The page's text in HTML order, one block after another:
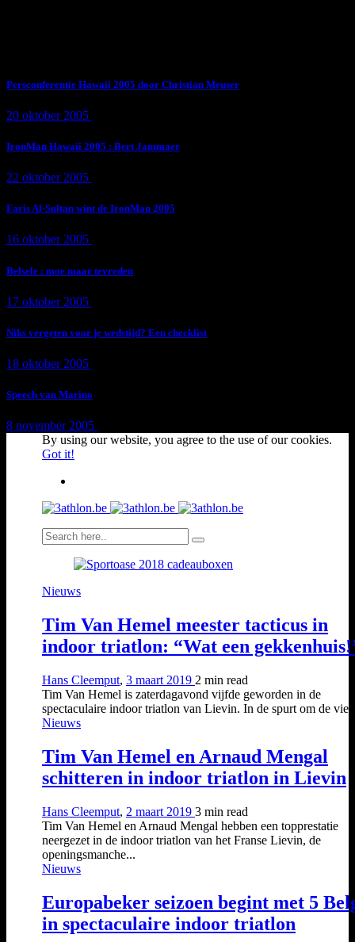
Persconferentie Hawaii 2005 door Christian Meuser
20 oktober 2005
IronMan Hawaii 2005 : Bert Jammaer
22 oktober 2005
Faris Al-Sultan wint de IronMan 2005
16 oktober 2005
Belsele : moe maar tevreden
17 oktober 2005
Niks vergeten voor je wedstijd? Een checklist
18 oktober 2005
Speech van Marino
8 november 2005
By using our website, you agree to the use of our cookies.
Got it!
Nieuws
Tim Van Hemel meester tacticus in
indoor triatlon: “Wat een
Hans Cleemput, 3 maart 2019 2 min read
Tim Van Hemel is zaterdagavond vijfde geworden in de
spectaculaire indoor triatlon van Lievin. In de spurt om de
Nieuws
Tim Van Hemel en Arnaud Mengal
schitteren in indoor triatlon in Lievin
Hans Cleemput, 2 maart 2019 3 min read
Tim Van Hemel en Arnaud Mengal hebben een topprestatie
neergezet in de indoor triatlon van het Franse Lievin, de
openingsmanche...
Nieuws
Europabeker seizoen begint met 5
in spectaculaire indoor triatlon